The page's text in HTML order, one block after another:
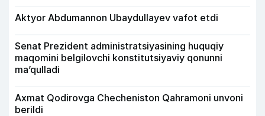
Aktyor Abdu­mannon Ubaydullayev vafot etdi
Senat Prezident administratsiyasining huquqiy
maqomini belgilovchi konstitutsiyaviy qonunni
ma’qulladi
Axmat Qodirovga Checheniston Qahramoni unvoni
berildi